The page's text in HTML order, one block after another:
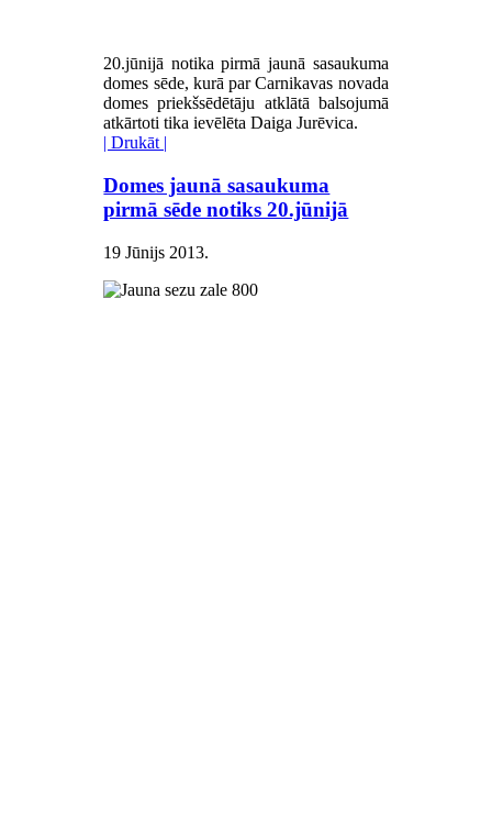
20.jūnijā notika pirmā jaunā sasaukuma
domes sēde, kurā par Carnikavas novada
domes priekšsēdētāju atklātā balsojumā
atkārtoti tika ievēlēta Daiga Jurēvica.
| Drukāt |
Domes jaunā sasaukuma
pirmā sēde notiks 20.jūnijā
19 Jūnijs 2013.